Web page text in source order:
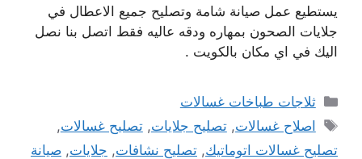
يستطيع عمل صيانة شامة وتصليح جميع الاعطال في
جلايات الصحون بمهاره ودقه عاليه فقط اتصل بنا نصل
اليك في اي مكان بالكويت .
التصنيفات
ثلاجات طباخات غسالات
الوسوم
اصلاح غسالات,تصليح جلايات,تصليح غسالات,
تصليح غسالات اتوماتيك, تصليح نشافات, جلايات, صيانة